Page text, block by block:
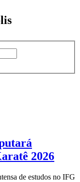
2026
de estudos no IFG